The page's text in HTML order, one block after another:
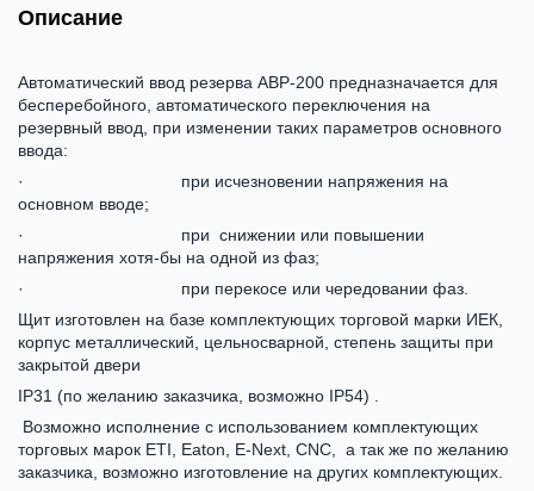
Описание
Автоматический ввод резерва АВР-200 предназначается для
бесперебойного, автоматического переключения на
резервный ввод, при изменении таких параметров основного
ввода:
· при исчезновении напряжения на
основном вводе;
· при снижении или повышении
напряжения хотя-бы на одной из фаз;
· при перекосе или чередовании фаз.
Щит изготовлен на базе комплектующих торговой марки ИЕК,
корпус металлический, цельносварной, степень защиты при
закрытой двери
IP31 (по желанию заказчика, возможно IP54) .
Возможно исполнение с использованием комплектующих
торговых марок ЕТІ, Eaton, E-Next, CNC, а так же по желанию
заказчика, возможно изготовление на других комплектующих.